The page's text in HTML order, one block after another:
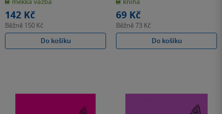
hvězdiček
142 Kč
Běžně 150 Kč
Do košíku
hvězdiček
69 Kč
Běžně73 Kč
Do košíku